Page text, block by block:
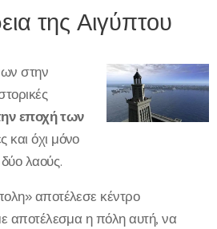
της Αιγύπτου
στην
εποχή των
και όχι μόνο
λαούς.
αποτέλεσε κέντρο
αποτέλεσμα η πόλη αυτή, να